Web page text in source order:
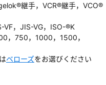
継手，VCR®継手，VCO®
VF，JIS-VG，ISO-®K
，750，1000，1500，
ベローズをお選びください